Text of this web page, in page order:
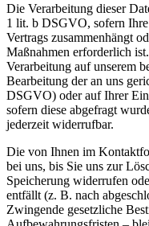
Die Verarbeitung dieser
1 lit. b DSGVO, sofern
Vertrags zusammenhängt
Maßnahmen erforderlich
Verarbeitung auf unserem
Bearbeitung der an uns
DSGVO) oder auf Ihrer
sofern diese abgefragt
jederzeit widerrufbar.
Die von Ihnen im
bei uns, bis Sie uns zur
Speicherung widerrufen
entfällt (z. B. nach
Zwingende gesetzliche